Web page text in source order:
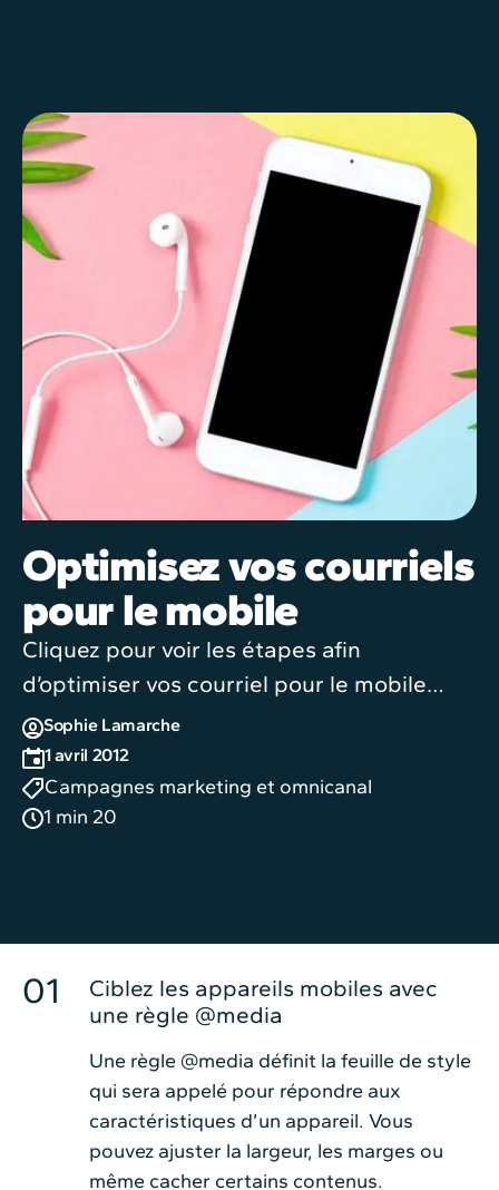
Optimisez vos courriels
pour le mobile
Cliquez pour voir les étapes afin
d’optimiser vos courriel pour le mobile…
Sophie Lamarche
1 avril 2012
Campagnes marketing et omnicanal
1 min 20
Ciblez les appareils mobiles avec
une règle @media
Une règle @media définit la feuille de style
qui sera appelé pour répondre aux
caractéristiques d’un appareil. Vous
pouvez ajuster la largeur, les marges ou
même cacher certains contenus.